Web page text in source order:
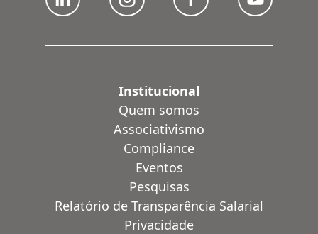
Institucional
Quem somos
Associativismo
Compliance
Eventos
Pesquisas
Relatório de Transparência Salarial
Privacidade